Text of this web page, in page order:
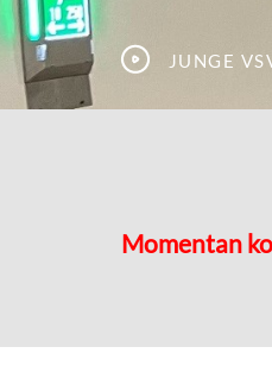
Junge
Momentan